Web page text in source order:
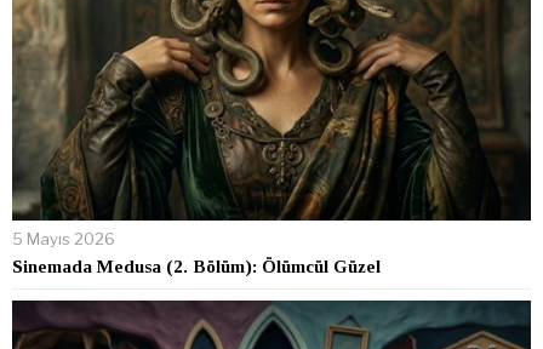
5 Mayıs 2026
Sinemada Medusa (2. Bölüm): Ölümcül Güzel